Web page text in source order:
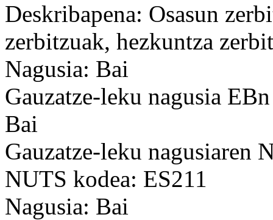
Deskribapena: Osasun
zerbitzuak, hezkuntza
Nagusia: Bai
Gauzatze-leku nagusia EBn
Bai
Gauzatze-leku nagusiaren
NUTS kodea: ES211
Nagusia: Bai